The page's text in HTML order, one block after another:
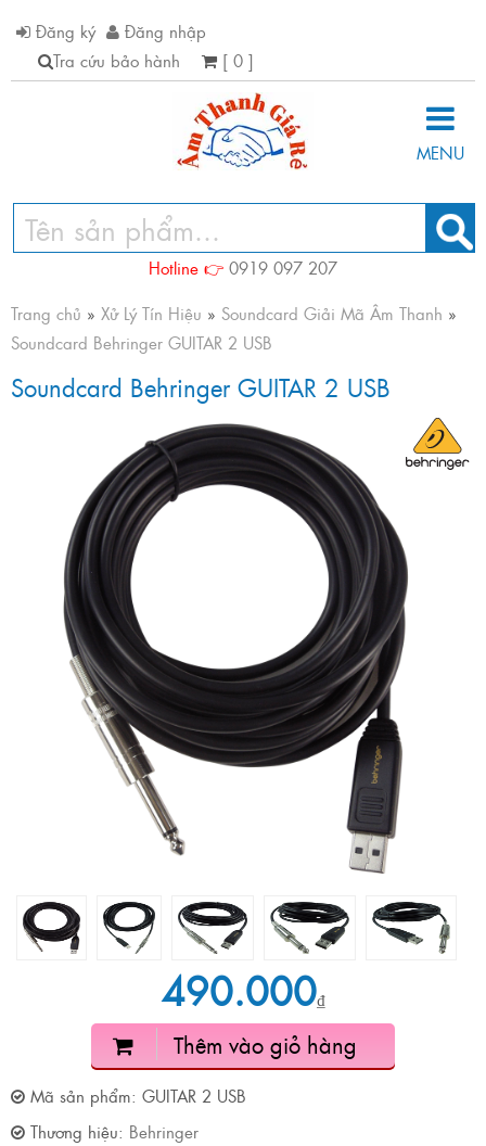
Đăng ký
Đăng nhập
Tra cứu bảo hành
[ 0 ]
MENU
Hotline 👉 0919 097 207
Trang chủ » Xử Lý Tín Hiệu » Soundcard Giải Mã Âm Thanh »
Soundcard Behringer GUITAR 2 USB
Soundcard Behringer GUITAR 2 USB
490.000₫
Thêm vào giỏ hàng
Mã sản phẩm: GUITAR 2 USB
Thương hiệu: Behringer